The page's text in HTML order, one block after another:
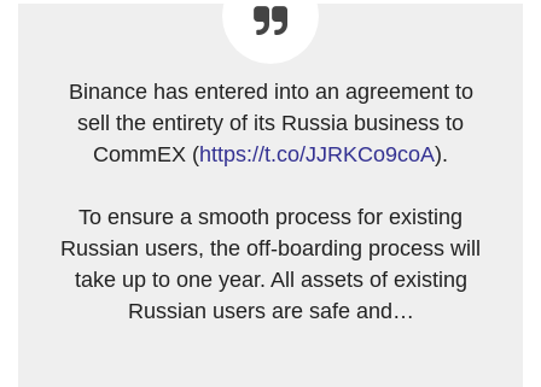
Binance has entered into an agreement to
sell the entirety of its Russia business to
CommEX (https://t.co/JJRKCo9coA).
To ensure a smooth process for existing
Russian users, the off-boarding process will
take up to one year. All assets of existing
Russian users are safe and…